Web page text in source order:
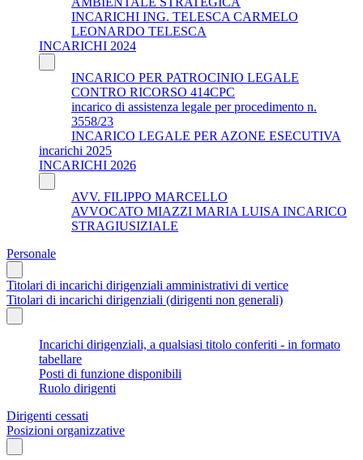
INCARICHI ING. TELESCA CARMELO
LEONARDO TELESCA
INCARICHI 2024
INCARICO PER PATROCINIO LEGALE
CONTRO RICORSO 414CPC
incarico di assistenza legale per procedimento n.
3558/23
INCARICO LEGALE PER AZONE ESECUTIVA
incarichi 2025
INCARICHI 2026
AVV. FILIPPO MARCELLO
AVVOCATO MIAZZI MARIA LUISA INCARICO
STRAGIUSIZIALE
Personale
Titolari di incarichi dirigenziali amministrativi di vertice
Titolari di incarichi dirigenziali (dirigenti non generali)
Incarichi dirigenziali, a qualsiasi titolo conferiti - in formato
tabellare
Posti di funzione disponibili
Ruolo dirigenti
Dirigenti cessati
Posizioni organizzative